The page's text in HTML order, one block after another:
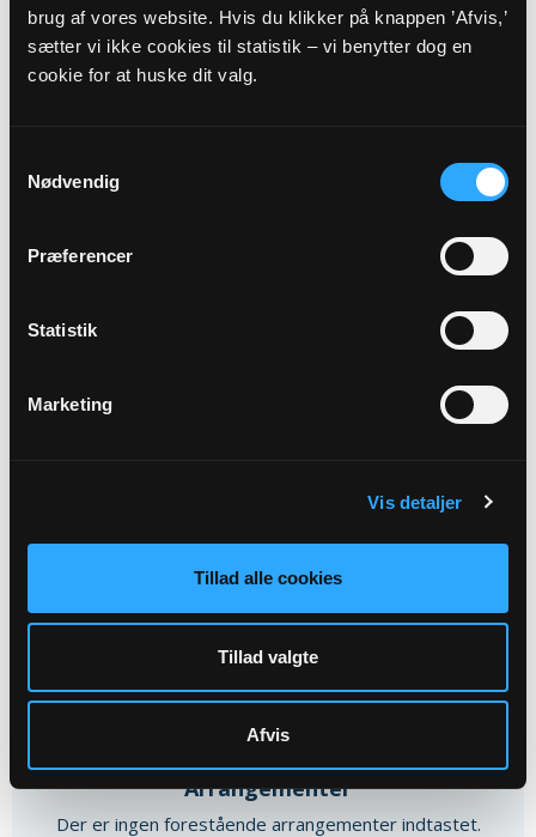
brug af vores website. Hvis du klikker på knappen ’Afvis,’
sætter vi ikke cookies til statistik – vi benytter dog en
cookie for at huske dit valg.
Nødvendig
Præferencer
Statistik
Marketing
Vis detaljer
Tillad alle cookies
Tillad valgte
Afvis
Gudstjenester
Gudstjeneste i Føvling kirke ved...
Alle gudstjenester
Arrangementer
Der er ingen forestående arrangementer indtastet.